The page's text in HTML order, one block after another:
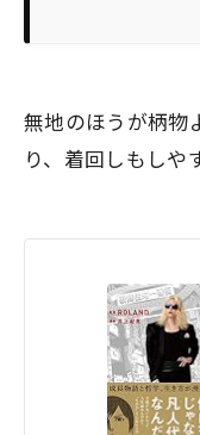
無地のほうが柄物
り、着回しもしや